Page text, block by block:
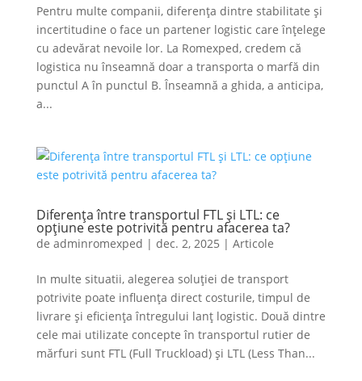
Pentru multe companii, diferența dintre stabilitate și
incertitudine o face un partener logistic care înțelege
cu adevărat nevoile lor. La Romexped, credem că
logistica nu înseamnă doar a transporta o marfă din
punctul A în punctul B. Înseamnă a ghida, a anticipa,
a...
Diferența între transportul FTL și LTL: ce
opțiune este potrivită pentru afacerea ta?
de adminromexped | dec. 2, 2025 | Articole
In multe situatii, alegerea soluției de transport
potrivite poate influența direct costurile, timpul de
livrare și eficiența întregului lanț logistic. Două dintre
cele mai utilizate concepte în transportul rutier de
mărfuri sunt FTL (Full Truckload) și LTL (Less Than...